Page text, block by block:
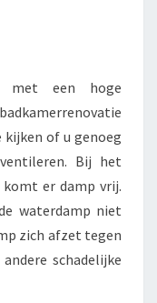
met een hoge
of u genoeg
Bij het
komt er damp vrij.
waterdamp niet
zich afzet tegen
schadelijke